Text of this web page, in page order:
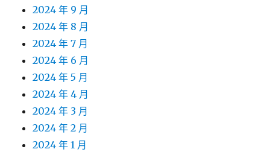
2024 年 9 月
2024 年 8 月
2024 年 7 月
2024 年 6 月
2024 年 5 月
2024 年 4 月
2024 年 3 月
2024 年 2 月
2024 年 1 月